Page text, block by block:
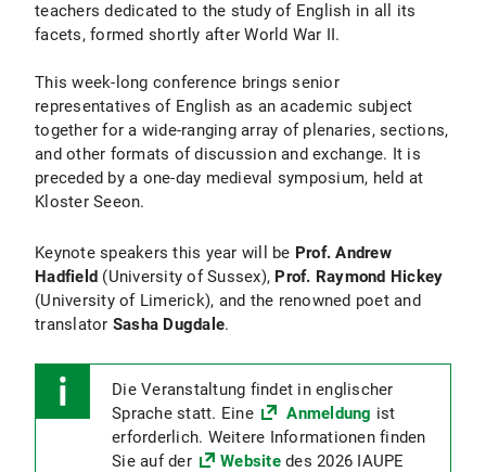
teachers dedicated to the study of English in all its
facets, formed shortly after World War II.
This week-long conference brings senior
representatives of English as an academic subject
together for a wide-ranging array of plenaries, sections,
and other formats of discussion and exchange. It is
preceded by a one-day medieval symposium, held at
Kloster Seeon.
Keynote speakers this year will be Prof. Andrew
Hadfield (University of Sussex), Prof. Raymond Hickey
(University of Limerick), and the renowned poet and
translator Sasha Dugdale.
Die Veranstaltung findet in englischer
Sprache statt. Eine
Anmeldung ist
erforderlich. Weitere Informationen finden
Sie auf der
Website des 2026 IAUPE